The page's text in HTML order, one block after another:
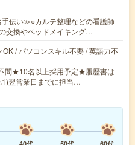
伝い≫○カルテ整理などの看護師
交換やベッドメイキング…
/ パソコンスキル不要 / 英語力不
問★10名以上採用予定★履歴書は
翌営業日までに担当…